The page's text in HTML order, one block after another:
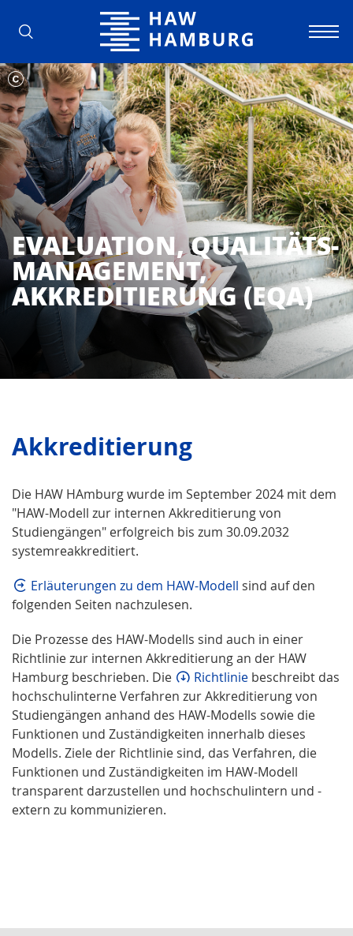
Hochschule für Angewandte
EVALUATION, QUALITÄTS­
MANAGEMENT,
AKKREDITIERUNG (EQA)
Akkreditierung
Die HAW HAmburg wurde im September 2024 mit dem
"HAW-Modell zur internen Akkreditierung von
Studiengängen" erfolgreich bis zum 30.09.2032
systemreakkreditiert.
Erläuterungen zu dem HAW-Modell sind auf den
folgenden Seiten nachzulesen.
Die Prozesse des HAW-Modells sind auch in einer
Richtlinie zur internen Akkreditierung an der HAW
Hamburg beschrieben. Die
Richtlinie beschreibt das
hochschulinterne Verfahren zur Akkreditierung von
Studiengängen anhand des HAW-Modells sowie die
Funktionen und Zuständigkeiten innerhalb dieses
Modells. Ziele der Richtlinie sind, das Verfahren, die
Funktionen und Zuständigkeiten im HAW-Modell
transparent darzustellen und hochschulintern und -
extern zu kommunizieren.